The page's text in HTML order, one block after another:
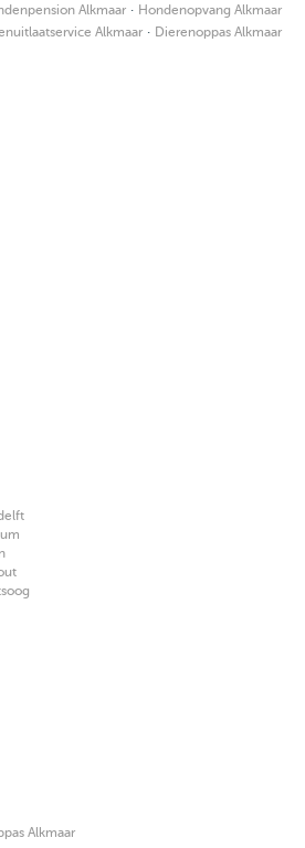
Alkmaar · Hondenopvang Alkmaar
Alkmaar · Dierenoppas Alkmaar
Alkmaar